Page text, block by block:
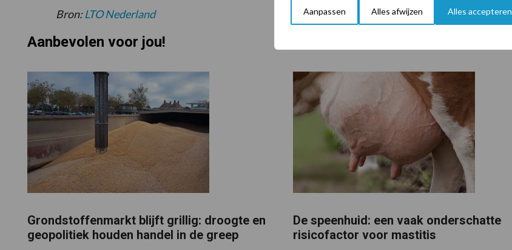
Aanpassen Alles afwijzen Alles accepteren
Bron:LTO Nederland
Aanbevolen voor jou!
Grondstoffenmarkt blijft grillig: droogte en
geopolitiek houden handel in de greep
De speenhuid: een vaak onderschatte
risicofactor voor mastitis